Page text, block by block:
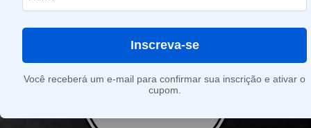
Inscreva-se
Você receberá um e-mail para confirmar sua inscrição e ativar o
cupom.